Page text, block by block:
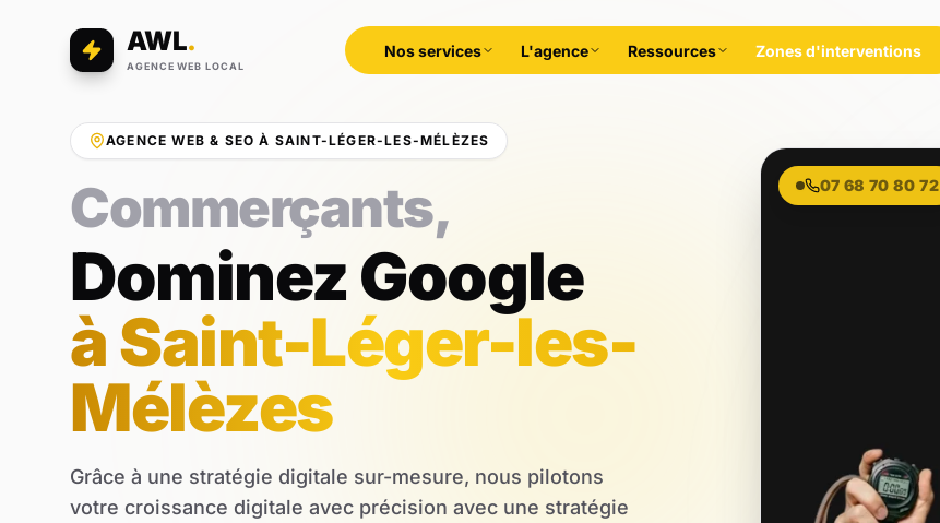
AWL.
AGENCE WEB LOCAL
Nos services L'agence Ressources Zones d'interventions
AGENCE WEB & SEO À SAINT-LÉGER-LES-MÉLÈZES
Professions libérales,
Dominez Google
à Saint-Léger-les-
Mélèzes
Grâce à une stratégie digitale sur-mesure, nous pilotons
votre croissance digitale avec précision avec une stratégie
07 68 70 80 72